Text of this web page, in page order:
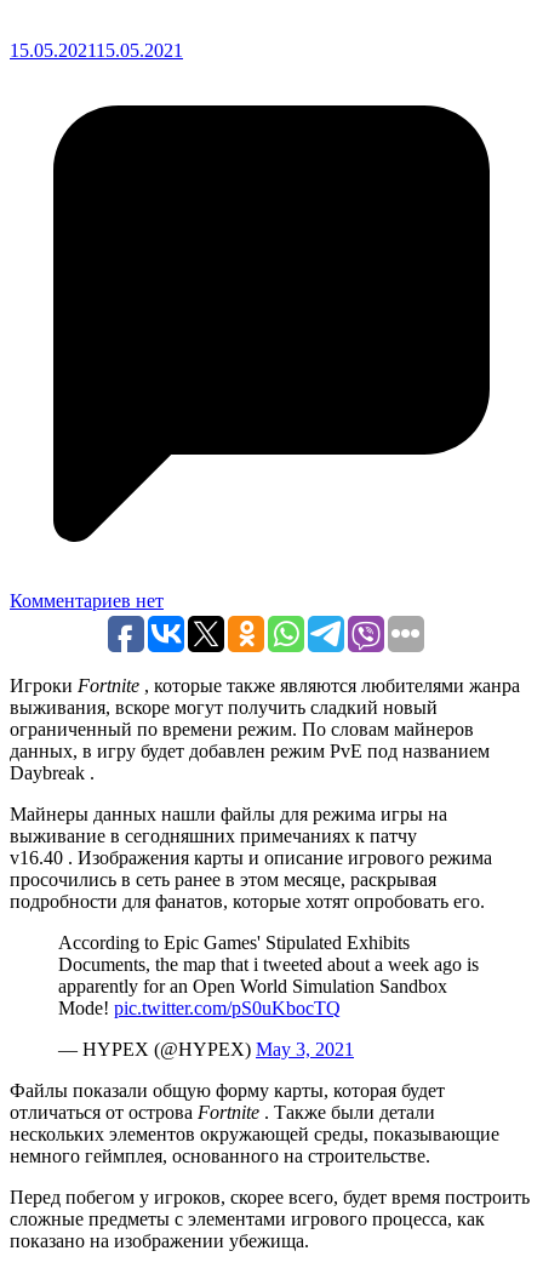
15.05.202115.05.2021
Комментариев нет
Игроки Fortnite , которые также являются любителями жанра
выживания, вскоре могут получить сладкий новый
ограниченный по времени режим. По словам майнеров
данных, в игру будет добавлен режим PvE под названием
Daybreak .
Майнеры данных нашли файлы для режима игры на
выживание в сегодняшних примечаниях к патчу
v16.40 . Изображения карты и описание игрового режима
просочились в сеть ранее в этом месяце, раскрывая
подробности для фанатов, которые хотят опробовать его.
According to Epic Games' Stipulated Exhibits
Documents, the map that i tweeted about a week ago is
apparently for an Open World Simulation Sandbox
Mode! pic.twitter.com/pS0uKbocTQ
— HYPEX (@HYPEX) May 3, 2021
Файлы показали общую форму карты, которая будет
отличаться от острова Fortnite . Также были детали
нескольких элементов окружающей среды, показывающие
немного геймплея, основанного на строительстве.
Перед побегом у игроков, скорее всего, будет время построить
сложные предметы с элементами игрового процесса, как
показано на изображении убежища.